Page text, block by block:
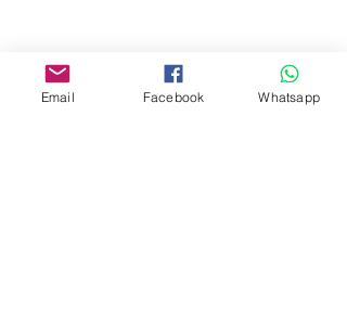
Mall,Nathan Road 534-538,
Yau Ma Tei, Hong Kong.
Email Facebook Whatsapp